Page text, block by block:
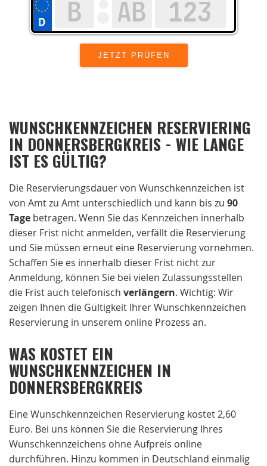
WUNSCHKENNZEICHEN RESERVIERING
IN DONNERSBERGKREIS - WIE LANGE
IST ES GÜLTIG?
Die Reservierungsdauer von Wunschkennzeichen ist
von Amt zu Amt unterschiedlich und kann bis zu 90
Tage betragen. Wenn Sie das Kennzeichen innerhalb
dieser Frist nicht anmelden, verfällt die Reservierung
und Sie müssen erneut eine Reservierung vornehmen.
Schaffen Sie es innerhalb dieser Frist nicht zur
Anmeldung, können Sie bei vielen Zulassungsstellen
die Frist auch telefonisch verlängern. Wichtig: Wir
zeigen Ihnen die Gültigkeit Ihrer Wunschkennzeichen
Reservierung in unserem online Prozess an.
WAS KOSTET EIN
WUNSCHKENNZEICHEN IN
DONNERSBERGKREIS
Eine Wunschkennzeichen Reservierung kostet 2,60
Euro. Bei uns können Sie die Reservierung Ihres
Wunschkennzeichens ohne Aufpreis online
durchführen. Hinzu kommen in Deutschland einmalig